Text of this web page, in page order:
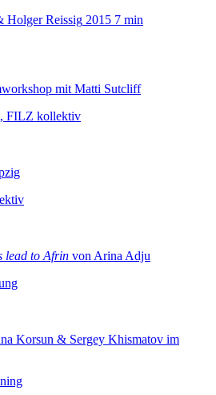
Holger Reissig 2015 7 min
mit Matti Sutcliff
FILZ kollektiv
lead to Afrin von Arina Adju
Korsun & Sergey Khismatov im